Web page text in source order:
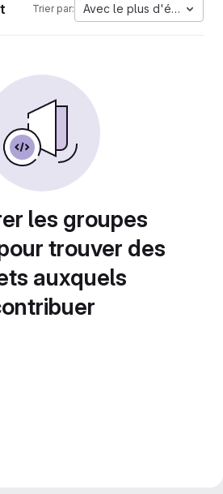
Trier par: Avec le plus d'étoiles
les groupes
trouver des
auxquels